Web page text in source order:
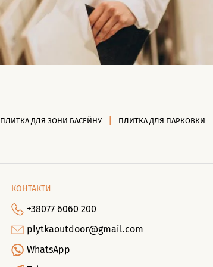
ПЛИТКА ДЛЯ ЗОНИ БАСЕЙНУ ПЛИТКА ДЛЯ ПАРКОВКИ
КОНТАКТИ
+38077 6060 200
plytkaoutdoor@gmail.com
WhatsApp